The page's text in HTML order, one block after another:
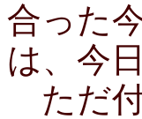
合った
は、今
ただ